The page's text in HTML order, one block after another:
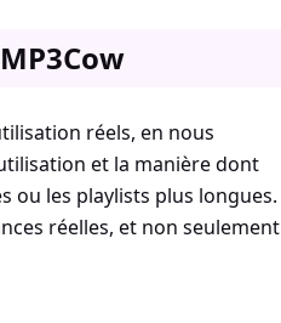
réels, en nous
et la manière dont
ou les playlists plus longues.
réelles, et non seulement